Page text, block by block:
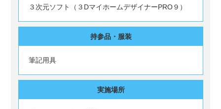
３次元ソフト（３DマイホームデザイナーPRO９）
持参品・服装
筆記用具
実施場所